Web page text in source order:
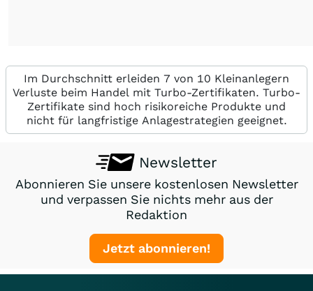
Im Durchschnitt erleiden 7 von 10 Kleinanlegern
Verluste beim Handel mit Turbo-Zertifikaten. Turbo-
Zertifikate sind hoch risikoreiche Produkte und
nicht für langfristige Anlagestrategien geeignet.
Newsletter
Abonnieren Sie unsere kostenlosen Newsletter
und verpassen Sie nichts mehr aus der
Redaktion
Jetzt abonnieren!